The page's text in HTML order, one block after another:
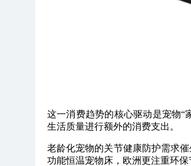
这一消费趋势的核心驱动是宠物“
生活质量进行额外的消费支出。
老龄化宠物的关节健康防护需求
功能恒温宠物床，欧洲更注重环保